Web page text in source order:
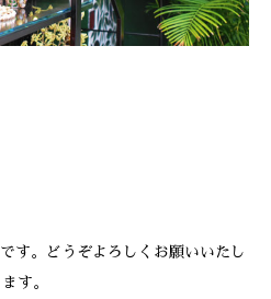
す。どうぞよろしくお願いいたし
ます。